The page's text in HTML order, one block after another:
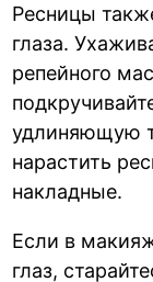
Ресницы
глаза.
репейного
удлиняющую
нарастить
накладные.
Если в
глаз,